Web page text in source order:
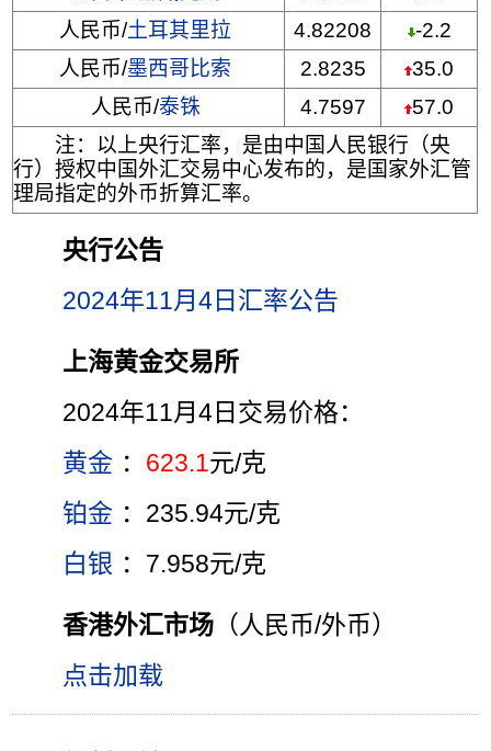
人民币/土耳其里拉 4.82208
-2.2
人民币/墨西哥比索 2.8235
35.0
人民币/泰铢 4.7597
57.0
注：以上央行汇率，是由中国人民银行（央
行）授权中国外汇交易中心发布的，是国家外汇管
理局指定的外币折算汇率。
央行公告
2024年11月4日汇率公告
上海黄金交易所
2024年11月4日交易价格：
黄金 ： 623.1元/克
铂金 ：235.94元/克
白银 ：7.958元/克
香港外汇市场 （人民币/外币）
点击加载